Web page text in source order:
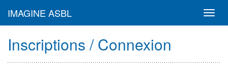
IMAGINE ASBL
Inscriptions / Connexion